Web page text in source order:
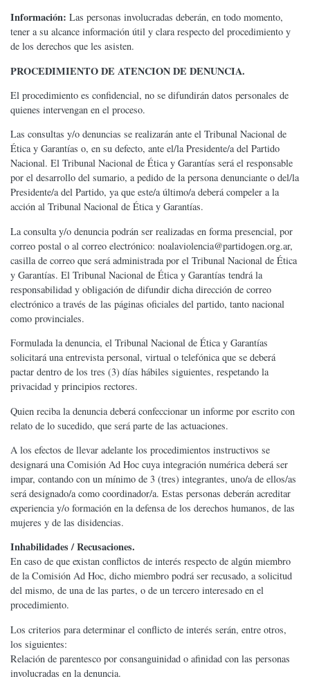
Información: Las personas involucradas deberán, en todo momento,
tener a su alcance información útil y clara respecto del procedimiento y
de los derechos que les asisten.
PROCEDIMIENTO DE ATENCION DE DENUNCIA.
El procedimiento es confidencial, no se difundirán datos personales de
quienes intervengan en el proceso.
Las consultas y/o denuncias se realizarán ante el Tribunal Nacional de
Ética y Garantías o, en su defecto, ante el/la Presidente/a del Partido
Nacional. El Tribunal Nacional de Ética y Garantías será el responsable
por el desarrollo del sumario, a pedido de la persona denunciante o del/la
Presidente/a del Partido, ya que este/a último/a deberá compeler a la
acción al Tribunal Nacional de Ética y Garantías.
La consulta y/o denuncia podrán ser realizadas en forma presencial, por
correo postal o al correo electrónico: noalaviolencia@partidogen.org.ar,
casilla de correo que será administrada por el Tribunal Nacional de Ética
y Garantías. El Tribunal Nacional de Ética y Garantías tendrá la
responsabilidad y obligación de difundir dicha dirección de correo
electrónico a través de las páginas oficiales del partido, tanto nacional
como provinciales.
Formulada la denuncia, el Tribunal Nacional de Ética y Garantías
solicitará una entrevista personal, virtual o telefónica que se deberá
pactar dentro de los tres (3) días hábiles siguientes, respetando la
privacidad y principios rectores.
Quien reciba la denuncia deberá confeccionar un informe por escrito con
relato de lo sucedido, que será parte de las actuaciones.
A los efectos de llevar adelante los procedimientos instructivos se
designará una Comisión Ad Hoc cuya integración numérica deberá ser
impar, contando con un mínimo de 3 (tres) integrantes, uno/a de ellos/as
será designado/a como coordinador/a. Estas personas deberán acreditar
experiencia y/o formación en la defensa de los derechos humanos, de las
mujeres y de las disidencias.
Inhabilidades / Recusaciones.
En caso de que existan conflictos de interés respecto de algún miembro
de la Comisión Ad Hoc, dicho miembro podrá ser recusado, a solicitud
del mismo, de una de las partes, o de un tercero interesado en el
procedimiento.
Los criterios para determinar el conflicto de interés serán, entre otros,
los siguientes:
Relación de parentesco por consanguinidad o afinidad con las personas
involucradas en la denuncia.